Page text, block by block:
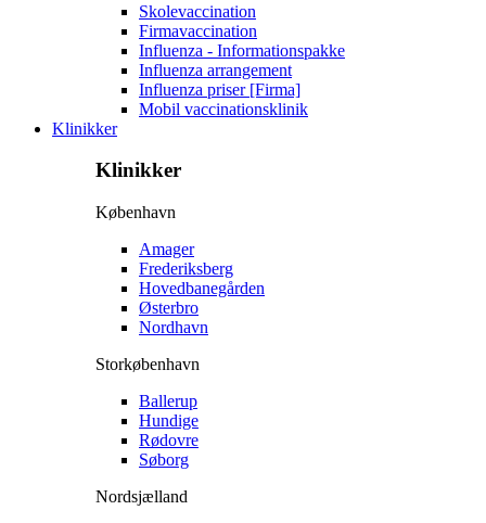
Skolevaccination
Firmavaccination
Influenza - Informationspakke
Influenza arrangement
Influenza priser [Firma]
Mobil vaccinationsklinik
Klinikker
Klinikker
København
Amager
Frederiksberg
Hovedbanegården
Østerbro
Nordhavn
Storkøbenhavn
Ballerup
Hundige
Rødovre
Søborg
Nordsjælland